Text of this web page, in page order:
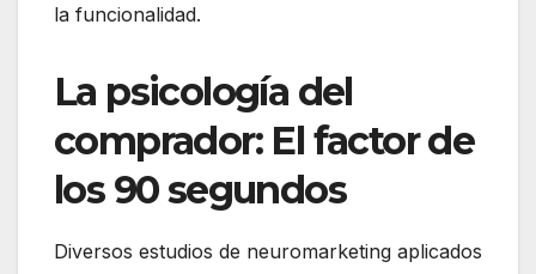
la funcionalidad.
La psicología del
comprador: El factor de
los 90 segundos
Diversos estudios de neuromarketing aplicados